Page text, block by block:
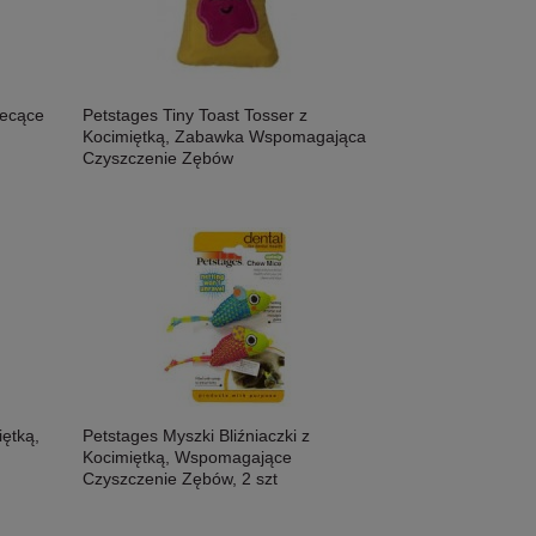
Składniki I Wysoka Smakowitość!
Petstages Tiny Toast Tosser z
Kocimiętką, Zabawka Wspomagająca
Czyszczenie Zębów
Petstages Myszki Bliźniaczki z
Kocimiętką, Wspomagające
Czyszczenie Zębów, 2 szt